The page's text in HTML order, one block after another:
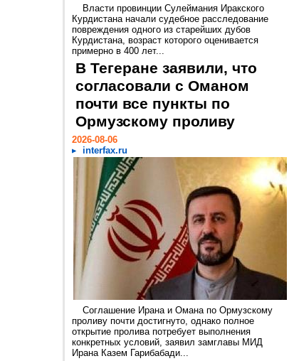
Власти провинции Сулеймания Иракского
Курдистана начали судебное расследование
повреждения одного из старейших дубов
Курдистана, возраст которого оценивается
примерно в 400 лет...
В Тегеране заявили, что
согласовали с Оманом
почти все пункты по
Ормузскому проливу
2026-08-06
interfax.ru
Соглашение Ирана и Омана по Ормузскому
проливу почти достигнуто, однако полное
открытие пролива потребует выполнения
конкретных условий, заявил замглавы МИД
Ирана Казем Гарибабади...